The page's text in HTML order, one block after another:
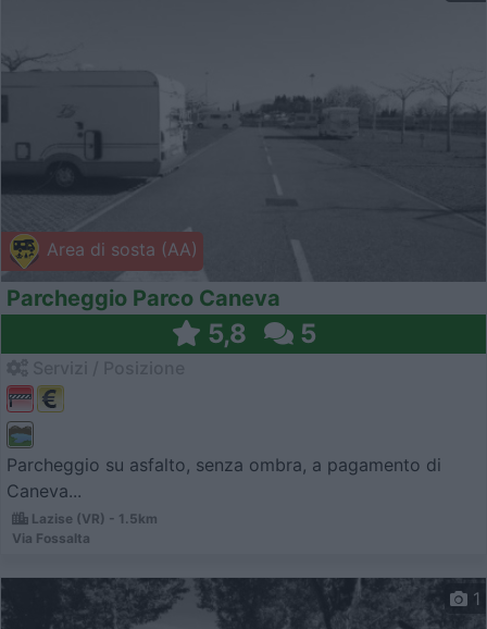
Area di sosta (AA)
Parcheggio Parco Caneva
5,8 5
Parcheggio su asfalto, senza ombra, a pagamento di
Caneva...
Lazise (VR) - 1.5km
Via Fossalta
1